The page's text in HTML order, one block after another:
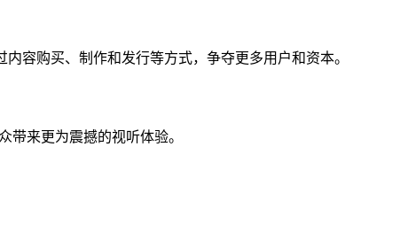
容购买、制作和发行等方式，争夺更多用户和资本。
带来更为震撼的视听体验。